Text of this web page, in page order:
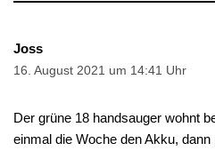
Joss
16. August 2021 um 14:41 Uhr
Der grüne 18 handsauger wohnt
einmal die Woche den Akku,